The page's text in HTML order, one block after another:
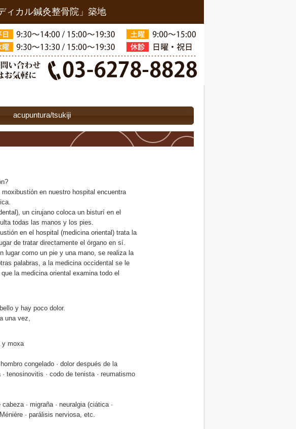
ィカル鍼灸整骨院」築地
acupuntura/tsukiji
en nuestro hospital encuentra
un cirujano coloca un bisturí en el
todas las manos y los pies.
en el hospital (medicina oriental) trata la
de tratar directamente el órgano en sí.
lugar como un pie y una mano, se realiza la
palabras, a la medicina occidental se le
la medicina oriental examina todo el
y hay poco dolor.
una vez,
y moxa
congelado · dolor después de la
tenosinovitis · codo de tenista · reumatismo
· migraña · neuralgia (ciática ·
· parálisis nerviosa, etc.